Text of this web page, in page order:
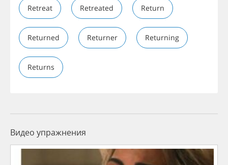
Retreat Retreated Return
Returned Returner Returning
Returns
Видео упражнения